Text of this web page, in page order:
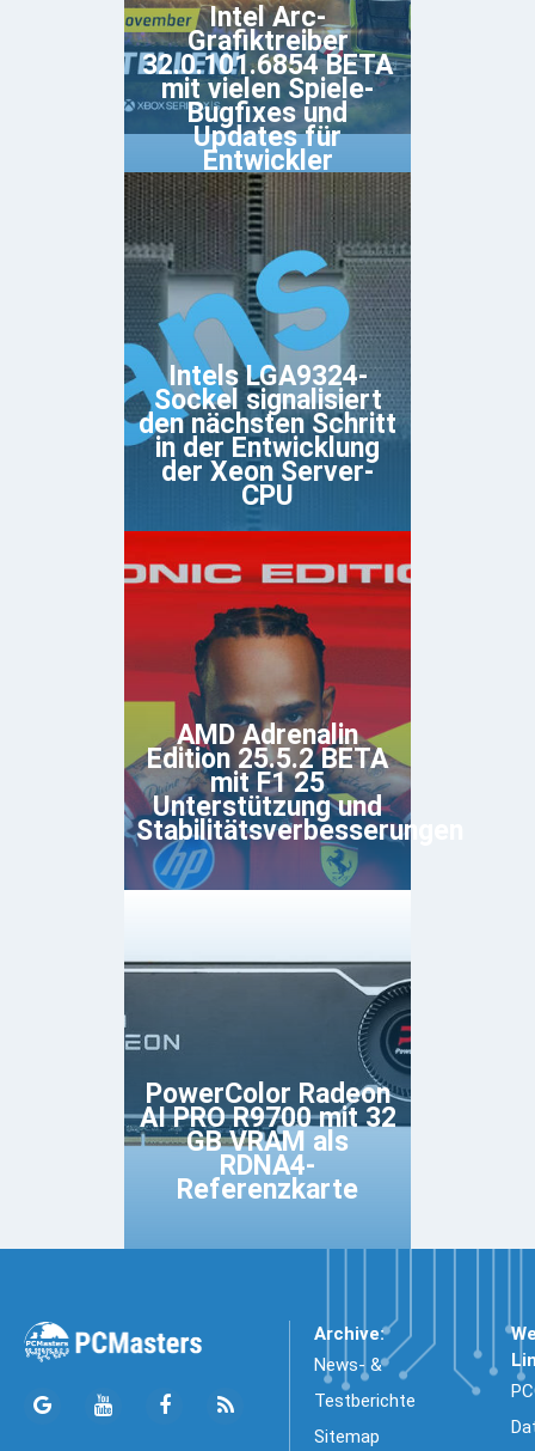
Intel Arc-
Grafiktreiber
32.0.101.6854 BETA
mit vielen Spiele-
Bugfixes und
Updates für
Entwickler
Intels LGA9324-
Sockel signalisiert
den nächsten Schritt
in der Entwicklung
der Xeon Server-
CPU
AMD Adrenalin
Edition 25.5.2 BETA
mit F1 25
Unterstützung und
Stabilitätsverbesserungen
PowerColor Radeon
AI PRO R9700 mit 32
GB VRAM als
RDNA4-
Referenzkarte
Archive:
News- &
Testberichte
Sitemap